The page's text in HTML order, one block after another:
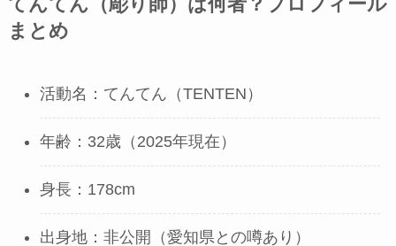
てんてん（彫り師）は何者？プロフィール
まとめ
活動名：てんてん（TENTEN）
年齢：32歳（2025年現在）
身長：178cm
出身地：非公開（愛知県との噂あり）